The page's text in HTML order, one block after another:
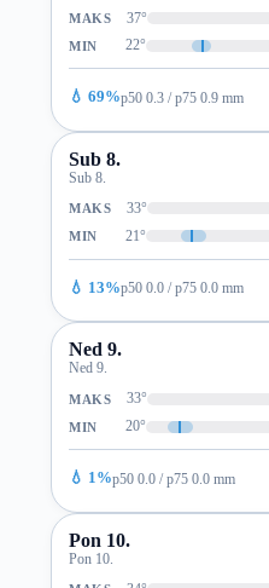
MAKS 37°
MIN 22°
💧 69%p50 0.3 / p75 0.9 mm
Sub 8.
Sub 8.
MAKS 33°
MIN 21°
💧 13%p50 0.0 / p75 0.0 mm
Ned 9.
Ned 9.
MAKS 33°
MIN 20°
💧 1%p50 0.0 / p75 0.0 mm
Pon 10.
Pon 10.